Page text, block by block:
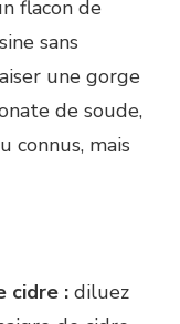
flacon de
sans
une gorge
de soude,
connus, mais
cidre : diluez